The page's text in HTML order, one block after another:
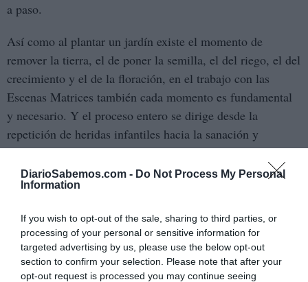
DiarioSabemos.com - Do Not Process My Personal
Information
If you wish to opt-out of the sale, sharing to third parties, or
processing of your personal or sensitive information for
targeted advertising by us, please use the below opt-out
section to confirm your selection. Please note that after your
opt-out request is processed you may continue seeing
a paso.
Así como al plantar un jardín existe el momento de
remover la tierra, el de poner la semilla, el del riego, el del
crecimiento y el de la floración, en el trabajo con las
Escenas Matrices también cada momento es fundamental
y necesario. Y el proceso entero se dirige desde la
repetición de heridas infantiles hacia la sanación y
crecimiento de la salud en la vida del consultante".
GO: ¿Qué esHabitar(nos)
MW: "un Centro Terapéutico en Buenos Aires con un
equipo de 8 profesionales y en el que atendemos de
manera presencial y virtual, pacientes de todo el mundo.
En Habitar(nos) se llevan a cabo procesos de Terapia